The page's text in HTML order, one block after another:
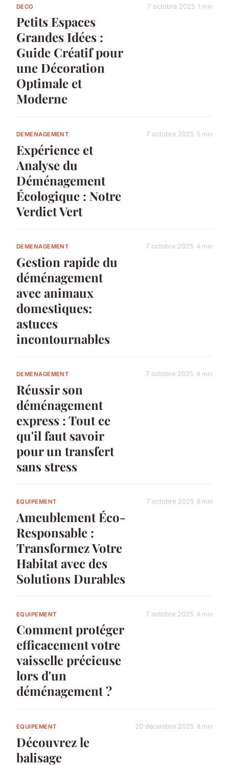
DECO
Petits Espaces
Grandes Idées :
Guide Créatif pour
une Décoration
Optimale et
Moderne
7 octobre 2025 1 min
DEMENAGEMENT
Expérience et
Analyse du
Déménagement
Écologique : Notre
Verdict Vert
7 octobre 2025 5 min
DEMENAGEMENT
Gestion rapide du
déménagement
avec animaux
domestiques:
astuces
incontournables
7 octobre 2025 4 min
DEMENAGEMENT
Réussir son
déménagement
express : Tout ce
qu'il faut savoir
pour un transfert
sans stress
7 octobre 2025 4 min
EQUIPEMENT
Ameublement Éco-
Responsable :
Transformez Votre
Habitat avec des
Solutions Durables
7 octobre 2025 6 min
EQUIPEMENT
Comment protéger
efficacement votre
vaisselle précieuse
lors d'un
déménagement ?
7 octobre 2025 4 min
EQUIPEMENT
Découvrez le
balisage
20 décembre 2025 8 min